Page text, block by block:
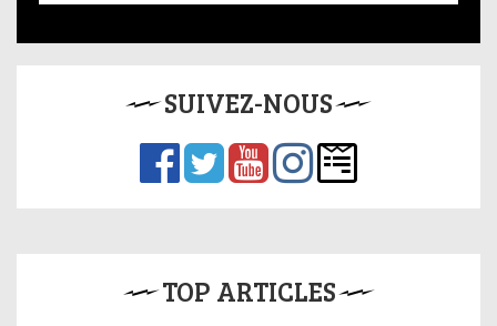
SUIVEZ-NOUS
TOP ARTICLES